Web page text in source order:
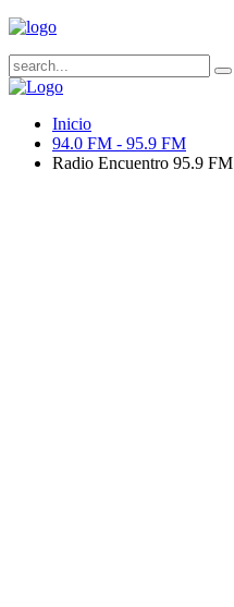
Inicio
94.0 FM - 95.9 FM
Radio Encuentro 95.9 FM